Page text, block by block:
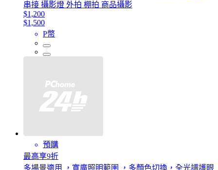
串接 攝影燈 外拍 棚拍 商品攝影
$1,200
$1,500
P幣
預購
最高享9折
多場景適用 ，寛廣照明範圉 ，多顏色切換，全光譜護眼